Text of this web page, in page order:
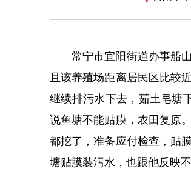
常宁市宜阳街道办事船
且该养殖场距离居民区比较
继续排污水下去，茹土皂塘
说鱼塘不能贴膜，农田复原
都挖了，准备应付检查，贴
塘贴膜装污水，也跟他反映